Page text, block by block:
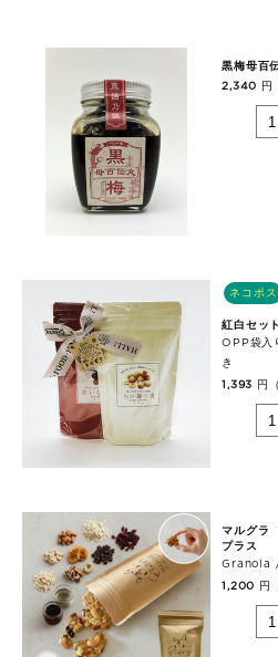
黒梅母百
2,340 円
ネコポス
紅白セッ
OPP袋入
き
1,393 円
マルグラ
プラス
Granola
1,200 円